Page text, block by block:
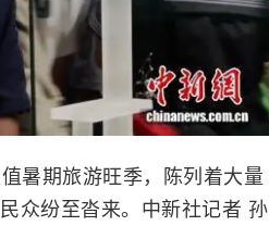
暑期旅游旺季，陈列着大量
众纷至沓来。中新社记者 孙